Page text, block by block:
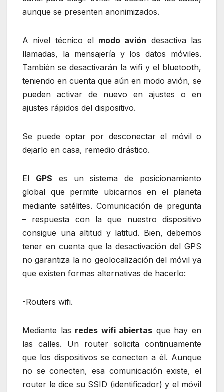
aunque se presenten anonimizados.
A nivel técnico el modo avión desactiva las
llamadas, la mensajería y los datos móviles.
También se desactivarán la wifi y el bluetooth,
teniendo en cuenta que aún en modo avión, se
pueden activar de nuevo en ajustes o en
ajustes rápidos del dispositivo.
Se puede optar por desconectar el móvil o
dejarlo en casa, remedio drástico.
El GPS es un sistema de posicionamiento
global que permite ubicarnos en el planeta
mediante satélites. Comunicación de pregunta
– respuesta con la que nuestro dispositivo
consigue una altitud y latitud. Bien, debemos
tener en cuenta que la desactivación del GPS
no garantiza la no geolocalización del móvil ya
que existen formas alternativas de hacerlo:
-Routers wifi.
Mediante las redes wifi abiertas que hay en
las calles. Un router solicita continuamente
que los dispositivos se conecten a él. Aunque
no se conecten, esa comunicación existe, el
router le dice su SSID (identificador) y el móvil